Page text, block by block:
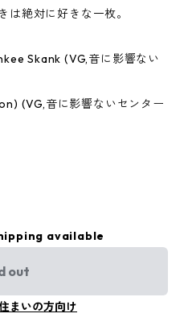
は絶対に好きな一枚。
Skank (VG,音に影響ない
(VG,音に影響ないセンター
available
out
まいの方向け